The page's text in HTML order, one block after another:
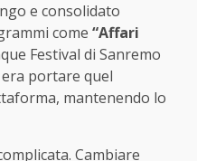
e consolidato
come “Affari
Festival di Sanremo
era portare quel
mantenendo lo
Cambiare